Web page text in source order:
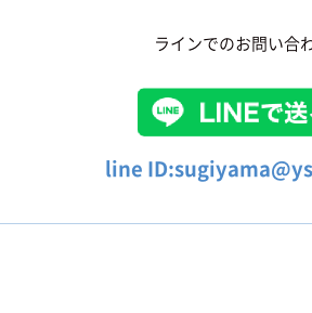
ラインでのお問い合
line